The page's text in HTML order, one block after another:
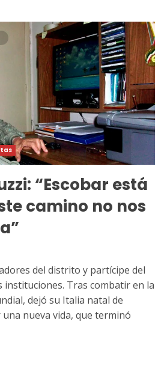
“Escobar está
camino no nos
del distrito y partícipe del
instituciones. Tras combatir en la
dejó su Italia natal de
nueva vida, que terminó